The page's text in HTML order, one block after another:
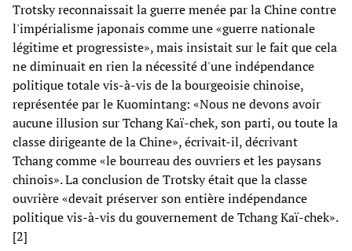
Trotsky reconnaissait la guerre menée par la Chine contre
l'impérialisme japonais comme une «guerre nationale
légitime et progressiste», mais insistait sur le fait que cela
ne diminuait en rien la nécessité d'une indépendance
politique totale vis-à-vis de la bourgeoisie chinoise,
représentée par le Kuomintang: «Nous ne devons avoir
aucune illusion sur Tchang Kaï-chek, son parti, ou toute la
classe dirigeante de la Chine», écrivait-il, décrivant
Tchang comme «le bourreau des ouvriers et les paysans
chinois». La conclusion de Trotsky était que la classe
ouvrière «devait préserver son entière indépendance
politique vis-à-vis du gouvernement de Tchang Kaï-chek».
[2]